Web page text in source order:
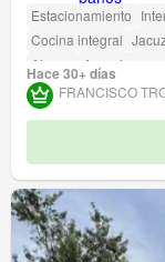
Estacionamiento
Cocina integral
Alarma
Armario
amenity_wi_fi
Garita de guardianía
Hace 30+ días
FRANCISCO